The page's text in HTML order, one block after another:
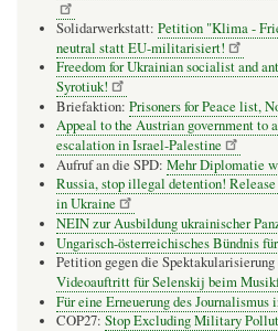
Solidarwerkstatt: Petition "Klima -
neutral statt EU-militarisiert!
Freedom for Ukrainian socialist and
Syrotiuk!
Briefaktion: Prisoners for Peace list,
Appeal to the Austrian government to
escalation in Israel-Palestine
Aufruf an die SPD: Mehr Diplomatie
Russia, stop illegal detention!
in Ukraine
NEIN zur Ausbildung ukrainischer
Ungarisch-österreichisches Bündnis
Petition gegen die Spektakularisierung
Videoauftritt für Selenskij beim
Für eine Erneuerung des Journalismus
COP27: Stop Excluding Military